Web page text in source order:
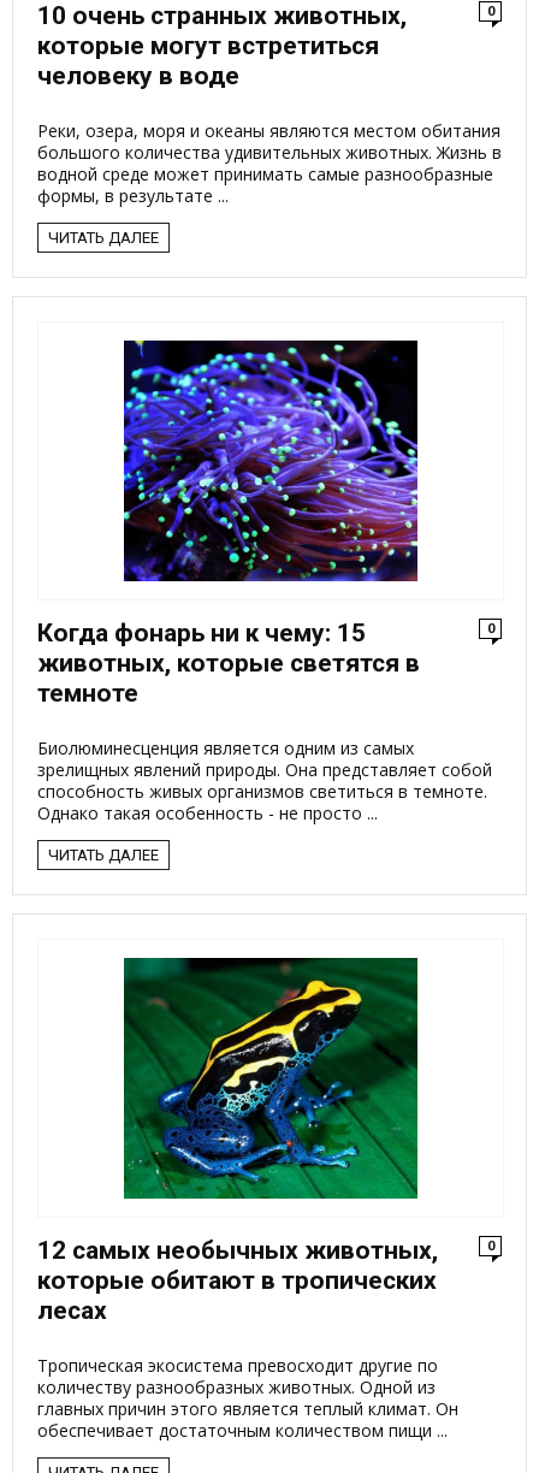
10 очень странных животных,
которые могут встретиться
человеку в воде
0
Реки, озера, моря и океаны являются местом обитания
большого количества удивительных животных. Жизнь в
водной среде может принимать самые разнообразные
формы, в результате ...
ЧИТАТЬ ДАЛЕЕ
Когда фонарь ни к чему: 15
животных, которые светятся в
темноте
0
Биолюминесценция является одним из самых
зрелищных явлений природы. Она представляет собой
способность живых организмов светиться в темноте.
Однако такая особенность - не просто ...
ЧИТАТЬ ДАЛЕЕ
12 самых необычных животных,
которые обитают в тропических
лесах
0
Тропическая экосистема превосходит другие по
количеству разнообразных животных. Одной из
главных причин этого является теплый климат. Он
обеспечивает достаточным количеством пищи ...